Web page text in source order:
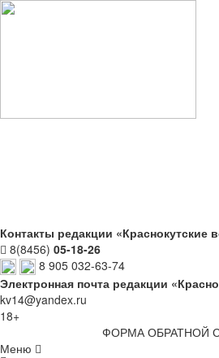
Контакты редакции «Краснокутские
8(8456) 05-18-26
8 905 032-63-74
Электронная почта редакции
kv14@yandex.ru
18+
ФОРМА ОБРАТНОЙ
Меню